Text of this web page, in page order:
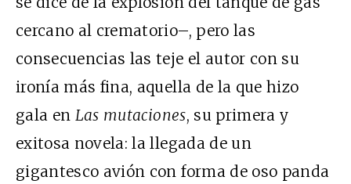
cercano al crematorio–, pero las
consecuencias las teje el autor con su
ironía más fina, aquella de la que hizo
gala en Las mutaciones, su primera y
exitosa novela: la llegada de un
gigantesco avión con forma de oso panda